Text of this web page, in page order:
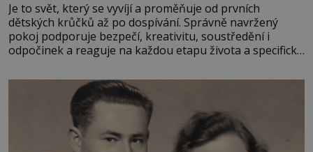
Je to svět, který se vyvíjí a proměňuje od prvních
dětských krůčků až po dospívání. Správně navržený
pokoj podporuje bezpečí, kreativitu, soustředění i
odpočinek a reaguje na každou etapu života a specifické
měkkost a bezpečí, proto by pokoj miminka měl působit
především klidně a útulně. Předškolní věk je